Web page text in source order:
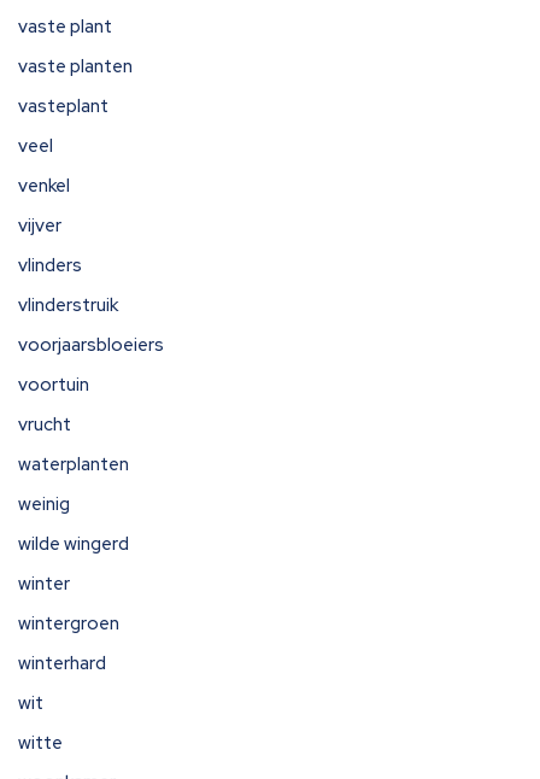
vaste plant
vaste planten
vasteplant
veel
venkel
vijver
vlinders
vlinderstruik
voorjaarsbloeiers
voortuin
vrucht
waterplanten
weinig
wilde wingerd
winter
wintergroen
winterhard
wit
witte